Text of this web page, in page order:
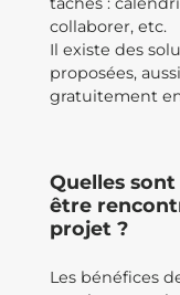
collaborer, etc.
Il existe des
proposées,
gratuitement
Quelles
être
projet ?
Les bénéfices